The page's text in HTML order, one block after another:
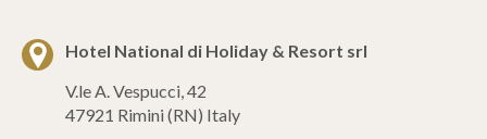
Hotel National di Holiday & Resort srl
V.le A. Vespucci, 42
47921 Rimini (RN) Italy